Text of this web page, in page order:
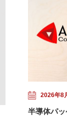
2026年8
半導体パ